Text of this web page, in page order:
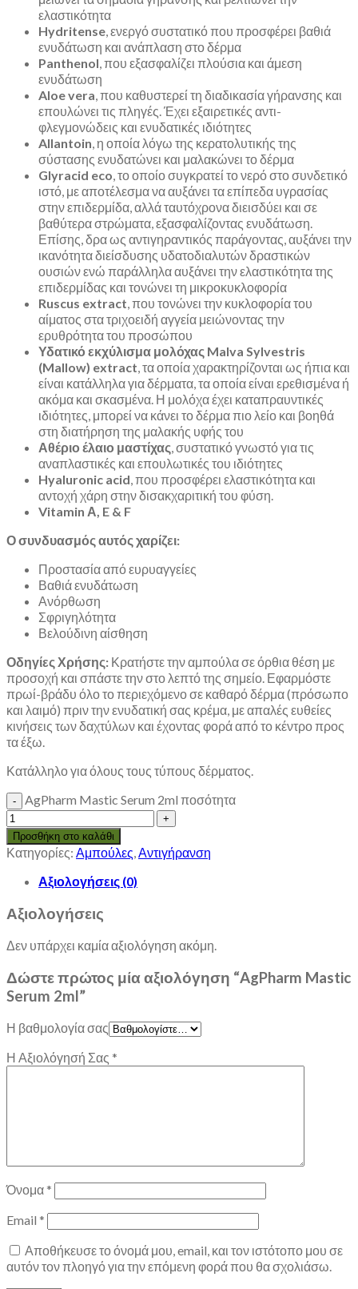
ελαστικότητα
Hydritense, ενεργό συστατικό που προσφέρει βαθιά
ενυδάτωση και ανάπλαση στο δέρμα
Panthenol, που εξασφαλίζει πλούσια και άμεση
ενυδάτωση
Aloe vera, που καθυστερεί τη διαδικασία γήρανσης και
επουλώνει τις πληγές. Έχει εξαιρετικές αντι-
φλεγμονώδεις και ενυδατικές ιδιότητες
Allantoin, η οποία λόγω της κερατολυτικής της
σύστασης ενυδατώνει και μαλακώνει το δέρμα
Glyracid eco, το οποίο συγκρατεί το νερό στο συνδετικό
ιστό, με αποτέλεσμα να αυξάνει τα επίπεδα υγρασίας
στην επιδερμίδα, αλλά ταυτόχρονα διεισδύει και σε
βαθύτερα στρώματα, εξασφαλίζοντας ενυδάτωση.
Επίσης, δρα ως αντιγηραντικός παράγοντας, αυξάνει την
ικανότητα διείσδυσης υδατοδιαλυτών δραστικών
ουσιών ενώ παράλληλα αυξάνει την ελαστικότητα της
επιδερμίδας και τονώνει τη μικροκυκλοφορία
Ruscus extract, που τονώνει την κυκλοφορία του
αίματος στα τριχοειδή αγγεία μειώνοντας την
ερυθρότητα του προσώπου
Υδατικό εκχύλισμα μολόχας Malva Sylvestris
(Mallow) extract, τα οποία χαρακτηρίζονται ως ήπια και
είναι κατάλληλα για δέρματα, τα οποία είναι ερεθισμένα ή
ακόμα και σκασμένα. Η μολόχα έχει καταπραυντικές
ιδιότητες, μπορεί να κάνει το δέρμα πιο λείο και βοηθά
στη διατήρηση της μαλακής υφής του
Αθέριο έλαιο μαστίχας, συστατικό γνωστό για τις
αναπλαστικές και επουλωτικές του ιδιότητες
Hyaluronic acid, που προσφέρει ελαστικότητα και
αντοχή χάρη στην δισακχαριτική του φύση.
Vitamin Α, E & F
Ο συνδυασμός αυτός χαρίζει:
Προστασία από ευρυαγγείες
Βαθιά ενυδάτωση
Ανόρθωση
Σφριγηλότητα
Βελούδινη αίσθηση
Οδηγίες Χρήσης: Κρατήστε την αμπούλα σε όρθια θέση με
προσοχή και σπάστε την στο λεπτό της σημείο. Εφαρμόστε
πρωί-βράδυ όλο το περιεχόμενο σε καθαρό δέρμα (πρόσωπο
και λαιμό) πριν την ενυδατική σας κρέμα, με απαλές ευθείες
κινήσεις των δαχτύλων και έχοντας φορά από το κέντρο προς
τα έξω.
Κατάλληλο για όλους τους τύπους δέρματος.
AgPharm Mastic Serum 2ml ποσότητα
Προσθήκη στο καλάθι
Κατηγορίες: Αμπούλες,Αντιγήρανση
Αξιολογήσεις (0)
Αξιολογήσεις
Δεν υπάρχει καμία αξιολόγηση ακόμη.
Δώστε πρώτος μία αξιολόγηση “AgPharm Mastic
Serum 2ml”
Η βαθμολογία σας
Η Αξιολόγησή Σας *
Όνομα*
Email *
Αποθήκευσε το όνομά μου, email, και τον ιστότοπο μου σε
αυτόν τον πλοηγό για την επόμενη φορά που θα σχολιάσω.